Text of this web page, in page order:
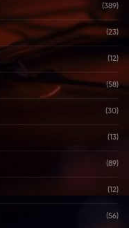
(389)
(23)
(12)
(58)
(30)
(13)
(89)
(12)
(56)